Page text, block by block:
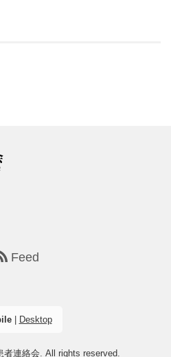
Feed
| Desktop
者連絡会. All rights reserved.